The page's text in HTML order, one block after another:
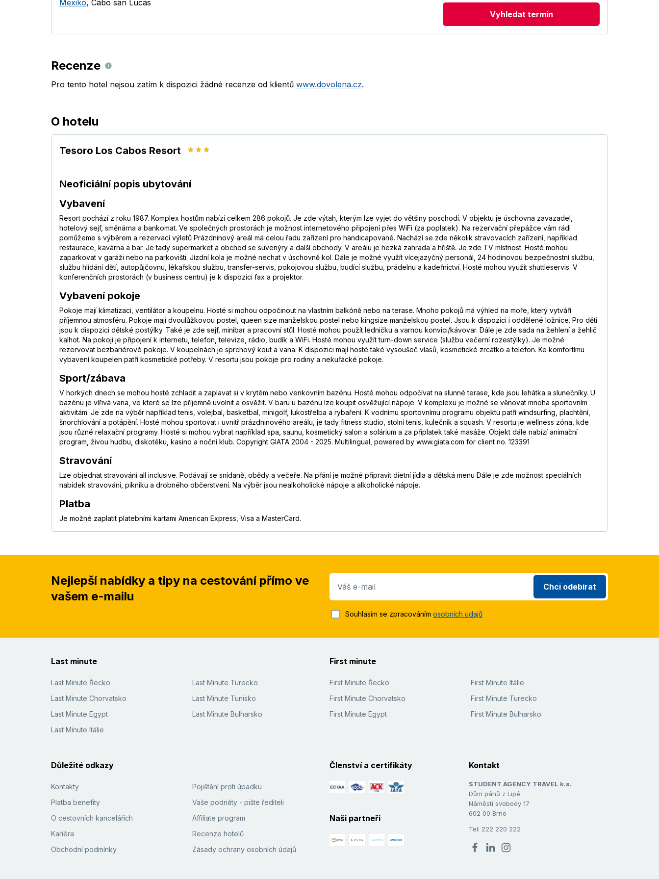
Mexiko, Cabo san Lucas
Vyhledat termín
Recenze
Pro tento hotel nejsou zatím k dispozici žádné recenze od klientů www.dovolena.cz.
O hotelu
Tesoro Los Cabos Resort
Neoficiální popis ubytování
Vybavení
Resort pochází z roku 1987. Komplex hostům nabízí celkem 286 pokojů. Je zde výtah, kterým lze vyjet do většiny poschodí. V objektu je úschovna zavazadel,
hotelový sejf, směnárna a bankomat. Ve společných prostorách je možnost internetového připojení přes WiFi (za poplatek). Na rezervační přepážce vám rádi
pomůžeme s výběrem a rezervací výletů Prázdninový areál má celou řadu zařízení pro handicapované. Nachází se zde několik stravovacích zařízení, například
restaurace, kavárna a bar. Je tady supermarket a obchod se suvenýry a další obchody. V areálu je hezká zahrada a hřiště. Je zde TV místnost. Hosté mohou
zaparkovat v garáži nebo na parkovišti. Jízdní kola je možné nechat v úschovně kol. Dále je možné využít vícejazyčný personál, 24 hodinovou bezpečnostní službu,
službu hlídání dětí, autopůjčovnu, lékařskou službu, transfer-servis, pokojovou službu, budící službu, prádelnu a kadeřnictví. Hosté mohou využít shuttleservis. V
konferenčních prostorách (v business centru) je k dispozici fax a projektor.
Vybavení pokoje
Pokoje mají klimatizaci, ventilátor a koupelnu. Hosté si mohou odpočinout na vlastním balkóně nebo na terase. Mnoho pokojů má výhled na moře, který vytváří
příjemnou atmosféru. Pokoje mají dvoulůžkovou postel, queen size manželskou postel nebo kingsize manželskou postel. Jsou k dispozici i oddělené ložnice. Pro děti
jsou k dispozici dětské postýlky. Také je zde sejf, minibar a pracovní stůl. Hosté mohou použít ledničku a varnou konvici/kávovar. Dále je zde sada na žehlení a žehlič
kalhot. Na pokoji je připojení k internetu, telefon, televize, rádio, budík a WiFi. Hosté mohou využít turn-down service (službu večerní rozestýlky). Je možné
rezervovat bezbariérové pokoje. V koupelnách je sprchový kout a vana. K dispozici mají hosté také vysoušeč vlasů, kosmetické zrcátko a telefon. Ke komfortímu
vybavení koupelen patří kosmetické potřeby. V resortu jsou pokoje pro rodiny a nekuřácké pokoje.
Sport/zábava
V horkých dnech se mohou hosté zchladit a zaplavat si v krytém nebo venkovním bazénu. Hosté mohou odpočívat na slunné terase, kde jsou lehátka a slunečníky. U
bazénu je vířivá vana, ve které se lze příjemně uvolnit a osvěžit. V baru u bazénu lze koupit osvěžující nápoje. V komplexu je možné se věnovat mnoha sportovním
aktivitám. Je zde na výběr například tenis, volejbal, basketbal, minigolf, lukostřelba a rybaření. K vodnímu sportovnímu programu objektu patří windsurfing, plachtění,
šnorchlování a potápění. Hosté mohou sportovat i uvnitř prázdninového areálu, je tady fitness studio, stolní tenis, kulečník a squash. V resortu je wellness zóna, kde
jsou různé relaxační programy. Hosté si mohou vybrat například spa, saunu, kosmetický salon a solárium a za příplatek také masáže. Objekt dále nabízí animační
program, živou hudbu, diskotéku, kasino a noční klub. Copyright GIATA 2004 - 2025. Multilingual, powered by www.giata.com for client no. 123391
Stravování
Lze objednat stravování all inclusive. Podávají se snídaně, obědy a večeře. Na přání je možné připravit dietní jídla a dětská menu Dále je zde možnost speciálních
nabídek stravování, pikniku a drobného občerstvení. Na výběr jsou nealkoholické nápoje a alkoholické nápoje.
Platba
Je možné zaplatit platebními kartami American Express, Visa a MasterCard.
Nejlepší nabídky a tipy na cestování přímo ve
vašem e-mailu
Váš e-mail Chci odebírat
Souhlasím se zpracováním osobních údajů
Last minute
Last Minute Řecko
Last Minute Chorvatsko
Last Minute Egypt
Last Minute Itálie
Last Minute Turecko
Last Minute Tunisko
Last Minute Bulharsko
First minute
First Minute Řecko
First Minute Chorvatsko
First Minute Egypt
First Minute Itálie
First Minute Turecko
First Minute Bulharsko
Důležité odkazy
Kontakty
Platba benefity
O cestovních kancelářích
Kariéra
Obchodní podmínky
Pojištění proti úpadku
Vaše podněty - pište řediteli
Affiliate program
Recenze hotelů
Zásady ochrany osobních údajů
Členství a certifikáty
Naši partneři
Kontakt
STUDENT AGENCY TRAVEL k.s.
Dům pánů z Lipé
Náměstí svobody 17
602 00 Brno
Tel: 222 220 222